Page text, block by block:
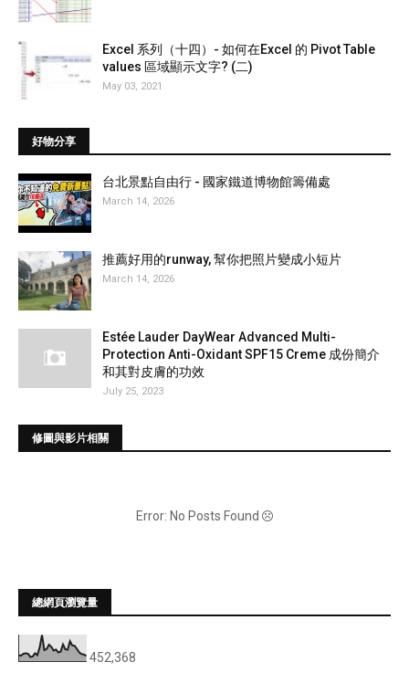
Excel 系列（十四）- 如何在Excel 的 Pivot Table
values 區域顯示文字? (二)
May 03, 2021
好物分享
台北景點自由行 - 國家鐵道博物館籌備處
March 14, 2026
推薦好用的runway, 幫你把照片變成小短片
March 14, 2026
Estée Lauder DayWear Advanced Multi-
Protection Anti-Oxidant SPF15 Creme 成份簡介
和其對皮膚的功效
July 25, 2023
修圖與影片相關
Error: No Posts Found
總網頁瀏覽量
452,368